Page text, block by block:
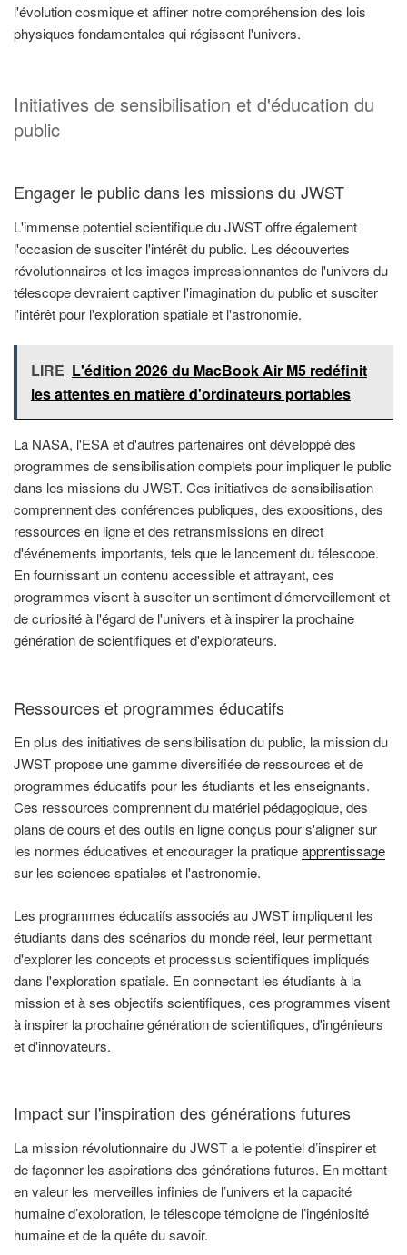
l'évolution cosmique et affiner notre compréhension des lois
physiques fondamentales qui régissent l'univers.
Initiatives de sensibilisation et d'éducation du
public
Engager le public dans les missions du JWST
L'immense potentiel scientifique du JWST offre également
l'occasion de susciter l'intérêt du public. Les découvertes
révolutionnaires et les images impressionnantes de l'univers du
télescope devraient captiver l'imagination du public et susciter
l'intérêt pour l'exploration spatiale et l'astronomie.
LIRE L'édition 2026 du MacBook Air M5 redéfinit
les attentes en matière d'ordinateurs portables
La NASA, l'ESA et d'autres partenaires ont développé des
programmes de sensibilisation complets pour impliquer le public
dans les missions du JWST. Ces initiatives de sensibilisation
comprennent des conférences publiques, des expositions, des
ressources en ligne et des retransmissions en direct
d'événements importants, tels que le lancement du télescope.
En fournissant un contenu accessible et attrayant, ces
programmes visent à susciter un sentiment d'émerveillement et
de curiosité à l'égard de l'univers et à inspirer la prochaine
génération de scientifiques et d'explorateurs.
Ressources et programmes éducatifs
En plus des initiatives de sensibilisation du public, la mission du
JWST propose une gamme diversifiée de ressources et de
programmes éducatifs pour les étudiants et les enseignants.
Ces ressources comprennent du matériel pédagogique, des
plans de cours et des outils en ligne conçus pour s'aligner sur
les normes éducatives et encourager la pratiqueapprentissage
sur les sciences spatiales et l'astronomie.
Les programmes éducatifs associés au JWST impliquent les
étudiants dans des scénarios du monde réel, leur permettant
d'explorer les concepts et processus scientifiques impliqués
dans l'exploration spatiale. En connectant les étudiants à la
mission et à ses objectifs scientifiques, ces programmes visent
à inspirer la prochaine génération de scientifiques, d'ingénieurs
et d'innovateurs.
Impact sur l'inspiration des générations futures
La mission révolutionnaire du JWST a le potentiel d’inspirer et
de façonner les aspirations des générations futures. En mettant
en valeur les merveilles infinies de l’univers et la capacité
humaine d’exploration, le télescope témoigne de l’ingéniosité
humaine et de la quête du savoir.